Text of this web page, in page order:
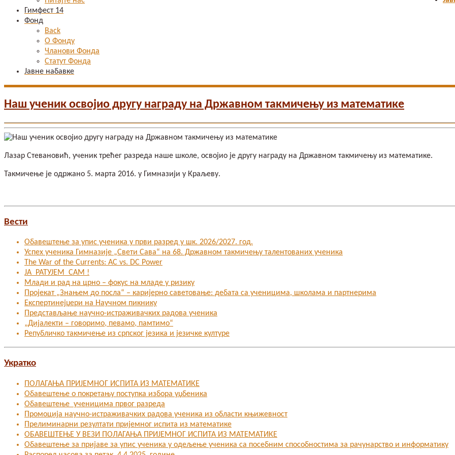
Гимфест 14
Фонд
Back
О Фонду
Чланови Фонда
Статут Фонда
Јавне набавке
Наш ученик освојио другу награду на Државном такмичењу из математике
Лазар Стевановић, ученик трећег разреда наше школе, освојио је другу награду на Државном такмичењу из математике.
Такмичење је одржано 5. марта 2016. у Гимназији у Краљеву.
Вести
Обавештење за упис ученика у први разред у шк. 2026/2027. год.
Успех ученика Гимназије „Свети Сава“ на 68. Државном такмичењу талентованих ученика
The War of the Currents: AC vs. DC Power
ЈА РАТУЈЕМ САМ !
Млади и рад на црно – фокус на младе у ризику
Пројекат „Знањем до посла“ – каријерно саветовање: дебата са ученицима, школама и партнерима
Експертинејџери на Научном пикнику
Представљање научно-истраживачких радова ученика
„Дијалекти – говоримо, певамо, памтимо“
Републичко такмичење из српског језика и језичке културе
Укратко
ПОЛАГАЊА ПРИЈЕМНОГ ИСПИТА ИЗ МАТЕМАТИКЕ
Обавештење о покретању поступка избора уџбеника
Обавештење ученицима првог разреда
Промоција научно-истраживачких радова ученика из области књижевност
Прелиминарни резултати пријемног испита из математике
ОБАВЕШТЕЊЕ У ВЕЗИ ПОЛАГАЊА ПРИЈЕМНОГ ИСПИТА ИЗ МАТЕМАТИКЕ
Oбавештење за пријаве за упис ученика у одељење ученика са посебним способностима за рачунарство и информатику